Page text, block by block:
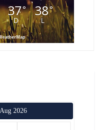
37°
D
38°
L
2026